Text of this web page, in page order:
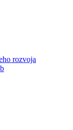
rozvoja